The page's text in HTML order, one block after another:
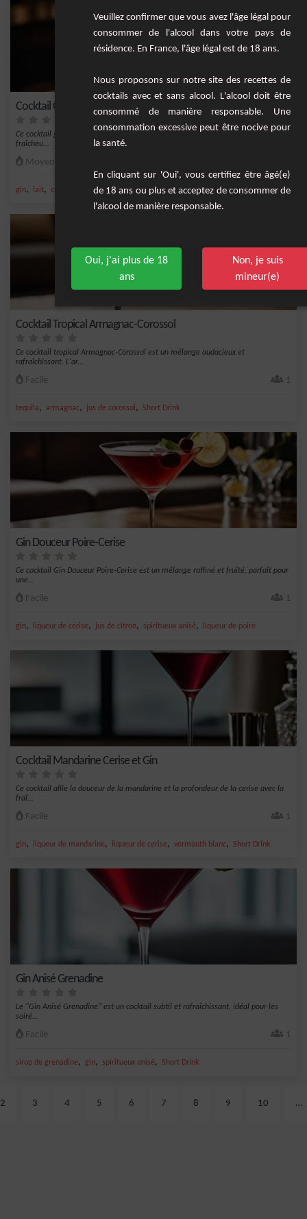
Cocktail Glacial au Gin et à l'Anis
Ce cocktail glacial au gin et à l'anis est une création exquise qui combine la
fraîcheu...
Moyenne
gin, lait, crème fraîche, oeuf,spiritueux anisé
Cocktail Tropical Armagnac-Corossol
Ce cocktail tropical Armagnac-Corossol est un mélange audacieux et
rafraîchissant. L'ar...
Facile 1
tequila, armagnac, jus de corossol , Short Drink
Gin Douceur Poire-Cerise
Ce cocktail Gin Douceur Poire-Cerise est un mélange raffiné et fruité, parfait pour
une...
Facile 1
gin, liqueur de cerise, jus de citron, spiritueux anisé, liqueur de poire
Cocktail Mandarine Cerise et Gin
Ce cocktail allie la douceur de la mandarine et la profondeur de la cerise avec la
fraî...
Facile 1
gin, liqueur de mandarine, liqueur de cerise, vermouth blanc, Short Drink
Gin Anisé Grenadine
Le "Gin Anisé Grenadine" est un cocktail subtil et rafraîchissant, idéal pour les
soiré...
Facile 1
sirop de grenadine, gin, spiritueux anisé, Short Drink
2 3 4 5 6 7 8 9 10 …
Veuillez confirmer que vous avez l'âge légal pour
consommer de l'alcool dans votre pays de
résidence. En France, l'âge légal est de 18 ans.
Nous proposons sur notre site des recettes de
cocktails avec et sans alcool. L'alcool doit être
consommé de manière responsable. Une
consommation excessive peut être nocive pour
la santé.
En cliquant sur 'Oui', vous certifiez être âgé(e)
de 18 ans ou plus et acceptez de consommer de
l'alcool de manière responsable.
Oui, j'ai plus de 18
ans
Non, je suis
mineur(e)